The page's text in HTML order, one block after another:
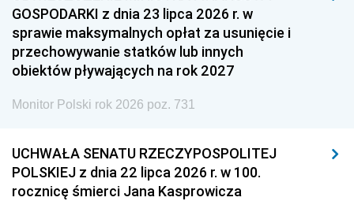
GOSPODARKI z dnia 23 lipca 2026 r. w
sprawie maksymalnych opłat za usunięcie i
przechowywanie statków lub innych
obiektów pływających na rok 2027
Monitor Polski rok 2026 poz. 731
UCHWAŁA SENATU RZECZYPOSPOLITEJ
POLSKIEJ z dnia 22 lipca 2026 r. w 100.
rocznicę śmierci Jana Kasprowicza